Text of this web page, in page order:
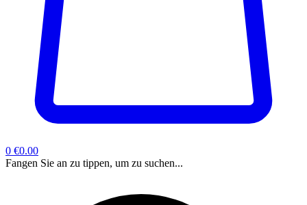
0 €0.00
Fangen Sie an zu tippen, um zu suchen...